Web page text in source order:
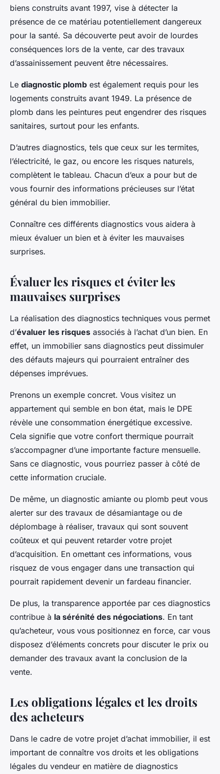
biens construits avant 1997, vise à détecter la
présence de ce matériau potentiellement dangereux
pour la santé. Sa découverte peut avoir de lourdes
conséquences lors de la vente, car des travaux
d’assainissement peuvent être nécessaires.
Le diagnostic plomb est également requis pour les
logements construits avant 1949. La présence de
plomb dans les peintures peut engendrer des risques
sanitaires, surtout pour les enfants.
D’autres diagnostics, tels que ceux sur les termites,
l’électricité, le gaz, ou encore les risques naturels,
complètent le tableau. Chacun d’eux a pour but de
vous fournir des informations précieuses sur l’état
général du bien immobilier.
Connaître ces différents diagnostics vous aidera à
mieux évaluer un bien et à éviter les mauvaises
surprises.
Évaluer les risques et éviter les
mauvaises surprises
La réalisation des diagnostics techniques vous permet
d’évaluer les risques associés à l’achat d’un bien. En
effet, un immobilier sans diagnostics peut dissimuler
des défauts majeurs qui pourraient entraîner des
dépenses imprévues.
Prenons un exemple concret. Vous visitez un
appartement qui semble en bon état, mais le DPE
révèle une consommation énergétique excessive.
Cela signifie que votre confort thermique pourrait
s’accompagner d’une importante facture mensuelle.
Sans ce diagnostic, vous pourriez passer à côté de
cette information cruciale.
De même, un diagnostic amiante ou plomb peut vous
alerter sur des travaux de désamiantage ou de
déplombage à réaliser, travaux qui sont souvent
coûteux et qui peuvent retarder votre projet
d’acquisition. En omettant ces informations, vous
risquez de vous engager dans une transaction qui
pourrait rapidement devenir un fardeau financier.
De plus, la transparence apportée par ces diagnostics
contribue à la sérénité des négociations. En tant
qu’acheteur, vous vous positionnez en force, car vous
disposez d’éléments concrets pour discuter le prix ou
demander des travaux avant la conclusion de la
vente.
Les obligations légales et les droits
des acheteurs
Dans le cadre de votre projet d’achat immobilier, il est
important de connaître vos droits et les obligations
légales du vendeur en matière de diagnostics